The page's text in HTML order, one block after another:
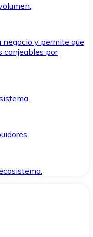
y permite que
canjeables por